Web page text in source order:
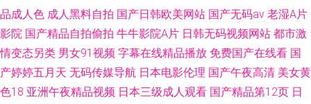
品成人色 成人黑料自拍 国产日韩欧美网站 国产无码av 老湿A片
影院 国产精品自拍偷拍 牛牛影院A片 日韩无码视频网站 都市激
情变态另类 男女91视频 字幕在线精品播放 免费国产在线看 国
产婷婷五月天 无码传媒导航 日本电影伦理 国产午夜高清 美女黄
色18 亚洲午夜精品视频 日本三级成人观看 国产精品第12页 日